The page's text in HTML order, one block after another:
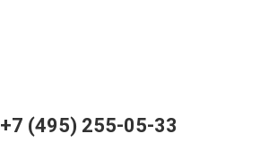
+7 (495) 255-05-33